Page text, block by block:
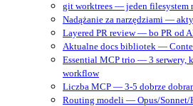
git worktrees — jeden filesystem
Nadążanie za narzędziami —
Layered PR review — bo PR od
Aktualne docs bibliotek —
Essential MCP trio — 3 serwery,
workflow
Liczba MCP — 3-5 dobrze
Routing modeli — Opus/Sonnet/